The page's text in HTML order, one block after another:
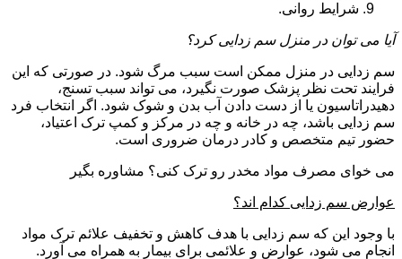
شرایط روانی.
آیا می توان در منزل سم زدایی کرد؟
سم زدایی در منزل ممکن است سبب مرگ شود. در صورتی که این
فرایند تحت نظر پزشک صورت نگیرد، می تواند سبب تسنج،
دهیدراتاسیون یا از دست دادن آب بدن و شوک شود. اگر انتخاب فرد
سم زدایی باشد، چه در خانه و چه در مرکز و کمپ ترک اعتیاد،
حضور تیم متخصص و کادر درمان ضروری است.
می خوای مصرف مواد مخدر رو ترک کنی؟ مشاوره بگیر
عوارض سم زدایی کدام اند؟
با وجود این که سم زدایی با هدف کاهش و تخفیف علائم ترک مواد
انجام می شود، عوارض و علائمی برای بیمار به همراه می آورد.